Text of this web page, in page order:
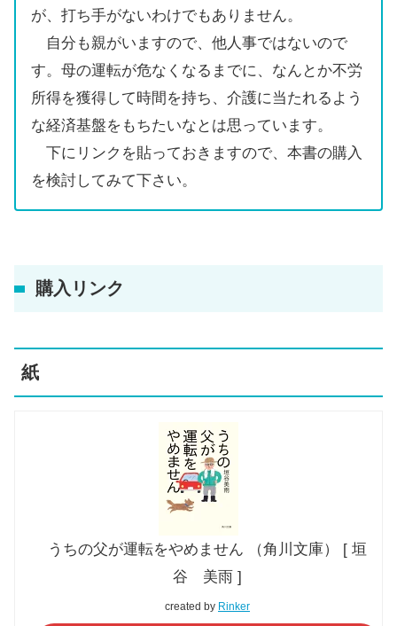
が、打ち手がないわけでもありません。
自分も親がいますので、他人事ではないので
す。母の運転が危なくなるまでに、なんとか不労
所得を獲得して時間を持ち、介護に当たれるよう
な経済基盤をもちたいなとは思っています。
下にリンクを貼っておきますので、本書の購入
を検討してみて下さい。
購入リンク
紙
うちの父が運転をやめません （角川文庫） [ 垣
谷 美雨 ]
created by Rinker